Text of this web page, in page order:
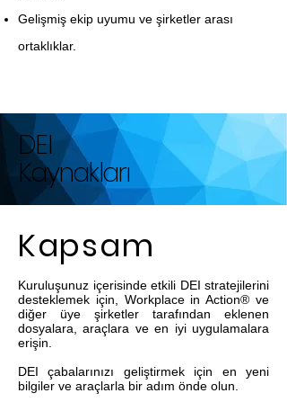
Gelişmiş ekip uyumu ve şirketler arası
ortaklıklar.
DEI
Kaynakları
Kapsam
Kuruluşunuz içerisinde etkili DEI stratejilerini
desteklemek için, Workplace in Action® ve
diğer üye şirketler tarafından eklenen
dosyalara, araçlara ve en iyi uygulamalara
erişin.
DEI çabalarınızı geliştirmek için en yeni
bilgiler ve araçlarla bir adım önde olun.